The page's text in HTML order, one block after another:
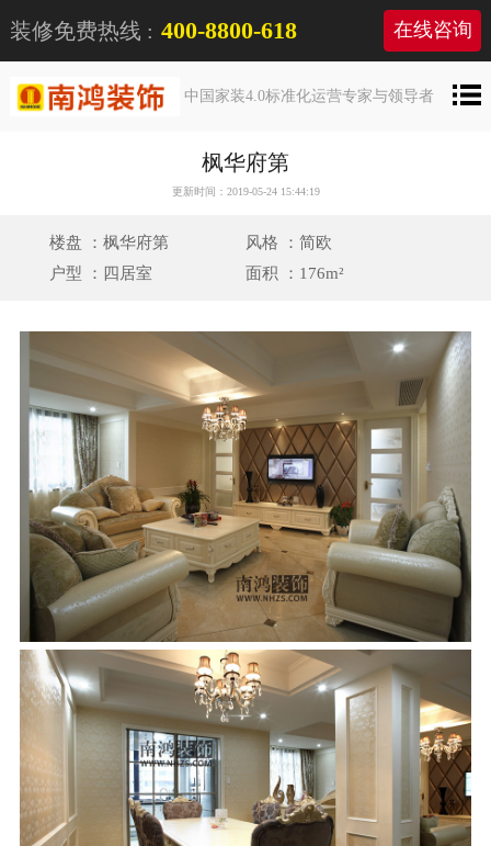
装修免费热线 : 400-8800-618 在线咨询
中国家装4.0标准化运营专家与领导者
枫华府第
更新时间：2019-05-24 15:44:19
楼盘 ：枫华府第
风格 ：简欧
户型 ：四居室
面积 ：176m²